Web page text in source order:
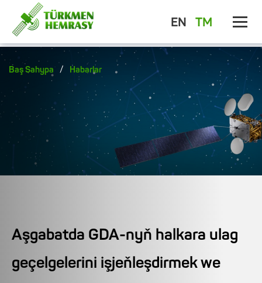
EN TM
Baş Sahypa / Habarlar
Aşgabatda GDA-nyň halkara ulag
geçelgelerini işjeňleşdirmek we